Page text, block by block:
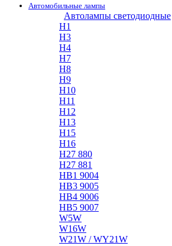
Автомобильные лампы
Автолампы светодиодные
H1
H3
H4
H7
H8
H9
H10
H11
H12
H13
H15
H16
H27 880
H27 881
HB1 9004
HB3 9005
HB4 9006
HB5 9007
W5W
W16W
W21W / WY21W